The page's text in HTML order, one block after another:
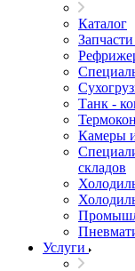
Каталог
Танк -
Камеры
складов
Услуги